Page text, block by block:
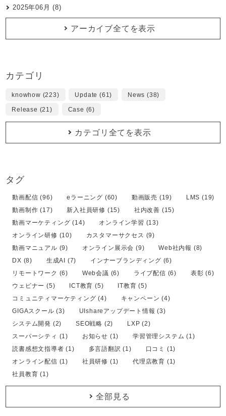
2025年06月 (8)
アーカイブ全てを表示
カテゴリ
knowhow (223) Update (61) News (38)
Release (21) Case (6)
カテゴリ全てを表示
タグ
動画配信 (96) eラーニング (60) 動画販売 (19)
LMS (19)
動画制作 (17)
新入社員研修 (15)
社内改善 (15)
動画マーケティング (14)
オンライン学習 (13)
オンライン研修 (10)
カスタマーサクセス (9)
動画マニュアル (9)
オンライン展示会 (9)
Web社内報 (8)
DX (8)
生成AI (7)
インナーブランディング (6)
リモートワーク (6)
Web会議 (6) ライブ配信 (6)
表彰 (6)
ウェビナー (5)
ICT教育 (5)
IT教育 (5)
コミュニティマーケティング (4)
キャンペーン (4)
GIGAスクール (3)
UIshareアップデート情報 (3)
システム開発 (2)
SEO戦略 (2)
LXP (2)
スーパーシティ (1)
お知らせ (1)
学習管理システム (1)
読書感想文指導者 (1)
多言語翻訳 (1)
口コミ (1)
オンライン配信 (1)
社員研修 (1)
代理店教育 (1)
社員教育 (1)
全部見る